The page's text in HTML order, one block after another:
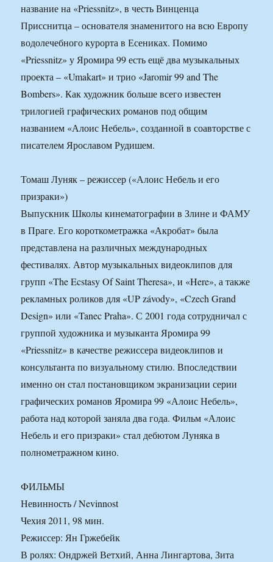
название на «Priessnitz», в честь Винценца
Присснитца – основателя знаменитого на всю Европу
водолечебного курорта в Есениках. Помимо
«Priessnitz» у Яромира 99 есть ещё два музыкальных
проекта – «Umakart» и трио «Jaromir 99 and The
Bombers». Как художник больше всего известен
трилогией графических романов под общим
названием «Алоис Небель», созданной в соавторстве с
писателем Ярославом Рудишем.
Томаш Луняк – режиссер («Алоис Небель и его
призраки»)
Выпускник Школы кинематографии в Злине и ФАМУ
в Праге. Его короткометражка «Акробат» была
представлена на различных международных
фестивалях. Автор музыкальных видеоклипов для
групп «The Ecstasy Of Saint Theresa», и «Here», а также
рекламных роликов для «UP závody», «Czech Grand
Design» или «Tanec Praha». С 2001 года сотрудничал с
группой художника и музыканта Яромира 99
«Priessnitz» в качестве режиссера видеоклипов и
консультанта по визуальному стилю. Впоследствии
именно он стал постановщиком экранизации серии
графических романов Яромира 99 «Алоис Небель»,
работа над которой заняла два года. Фильм «Алоис
Небель и его призраки» стал дебютом Луняка в
полнометражном кино.
ФИЛЬМЫ
Невинность / Nevinnost
Чехия 2011, 98 мин.
Режиссер: Ян Гржебейк
В ролях: Ондржей Ветхий, Анна Лингартова, Зита